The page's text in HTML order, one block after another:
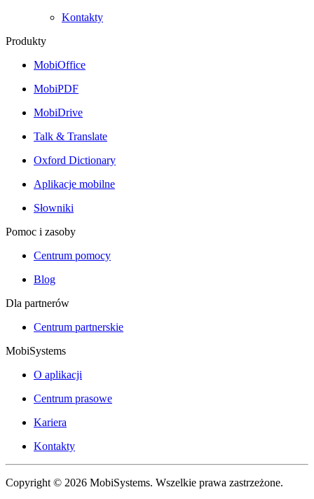
Kontakty
Produkty
MobiOffice
MobiPDF
MobiDrive
Talk & Translate
Oxford Dictionary
Aplikacje mobilne
Słowniki
Pomoc i zasoby
Centrum pomocy
Blog
Dla partnerów
Centrum partnerskie
MobiSystems
O aplikacji
Centrum prasowe
Kariera
Kontakty
Copyright © 2026 MobiSystems. Wszelkie prawa zastrzeżone.